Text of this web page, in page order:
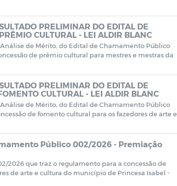
PRELIMINAR DO EDITAL DE
CULTURAL - LEI ALDIR BLANC
de Mérito, do Edital de Chamamento Público
de prêmio cultural para mestres e mestras da
PRELIMINAR DO EDITAL DE
CULTURAL - LEI ALDIR BLANC
de Mérito, do Edital de Chamamento Público
de fomento cultural para os fazedores de arte e
Público 002/2026 - Premiação
2026 que traz o regulamento para a concessão de
de arte e cultura do município de Princesa Isabel -